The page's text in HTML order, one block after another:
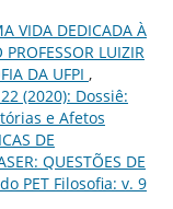
VIDA DEDICADA À
LUIZIR
DA UFPI ,
(2020): Dossiê:
e Afetos
DE
QUESTÕES DE
PET Filosofia: v. 9